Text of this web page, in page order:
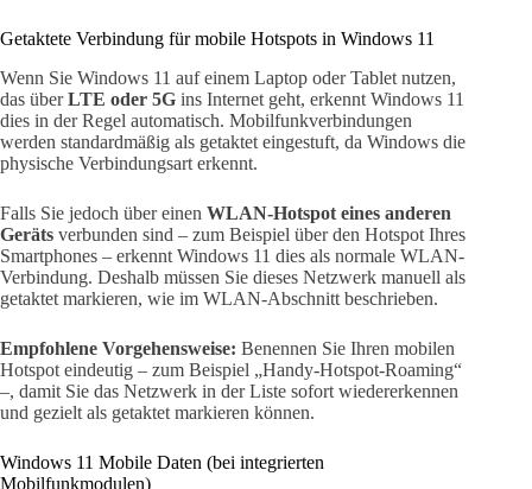
Getaktete Verbindung für mobile Hotspots in Windows 11
Wenn Sie Windows 11 auf einem Laptop oder Tablet nutzen,
das überLTE oder 5G ins Internet geht, erkennt Windows 11
dies in der Regel automatisch. Mobilfunkverbindungen
werden standardmäßig als getaktet eingestuft, da Windows die
physische Verbindungsart erkennt.
Falls Sie jedoch über einen WLAN-Hotspot eines anderen
Geräts verbunden sind – zum Beispiel über den Hotspot Ihres
Smartphones – erkennt Windows 11 dies als normale WLAN-
Verbindung. Deshalb müssen Sie dieses Netzwerk manuell als
getaktet markieren, wie im WLAN-Abschnitt beschrieben.
Empfohlene Vorgehensweise: Benennen Sie Ihren mobilen
Hotspot eindeutig – zum Beispiel „Handy-Hotspot-Roaming“
–, damit Sie das Netzwerk in der Liste sofort wiedererkennen
und gezielt als getaktet markieren können.
Windows 11 Mobile Daten (bei integrierten
Mobilfunkmodulen)